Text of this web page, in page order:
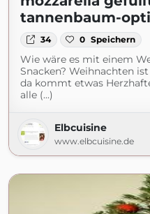
tannenbaum-
34 0 Speichern
Wie wäre es mit einem
Snacken? Weihnachten
da kommt etwas
alle (...)
Elbcuisine
www.elbcuisine.de